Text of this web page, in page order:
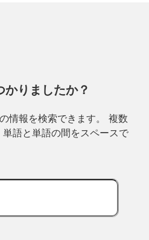
りましたか？
情報を検索できます。 複数
語と単語の間をスペースで